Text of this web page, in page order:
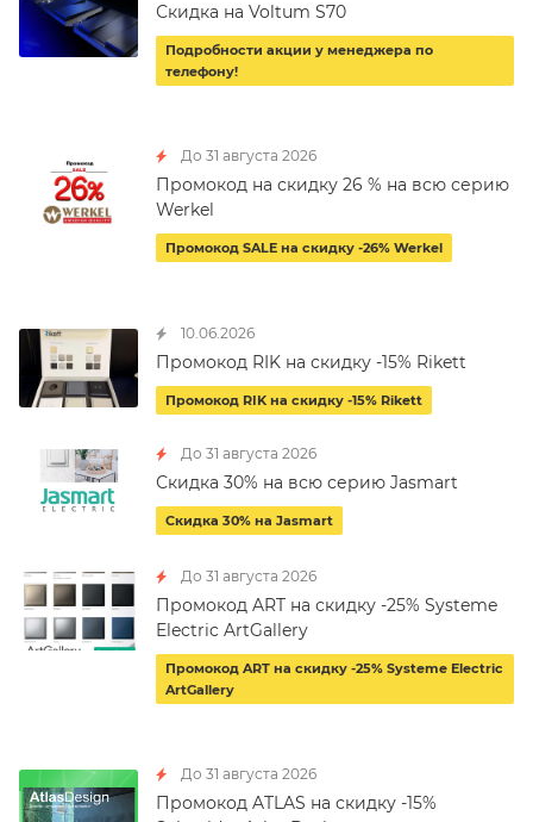
Скидка на Voltum S70
Подробности акции у менеджера по
телефону!
До 31 августа 2026
Промокод на скидку 26 % на всю серию
Werkel
Промокод SALE на скидку -26% Werkel
10.06.2026
Промокод RIK на скидку -15% Rikett
Промокод RIK на скидку -15% Rikett
До 31 августа 2026
Скидка 30% на всю серию Jasmart
Скидка 30% на Jasmart
До 31 августа 2026
Промокод ART на скидку -25% Systeme
Electric ArtGallery
Промокод ART на скидку -25% Systeme Electric
ArtGallery
До 31 августа 2026
Промокод ATLAS на скидку -15%